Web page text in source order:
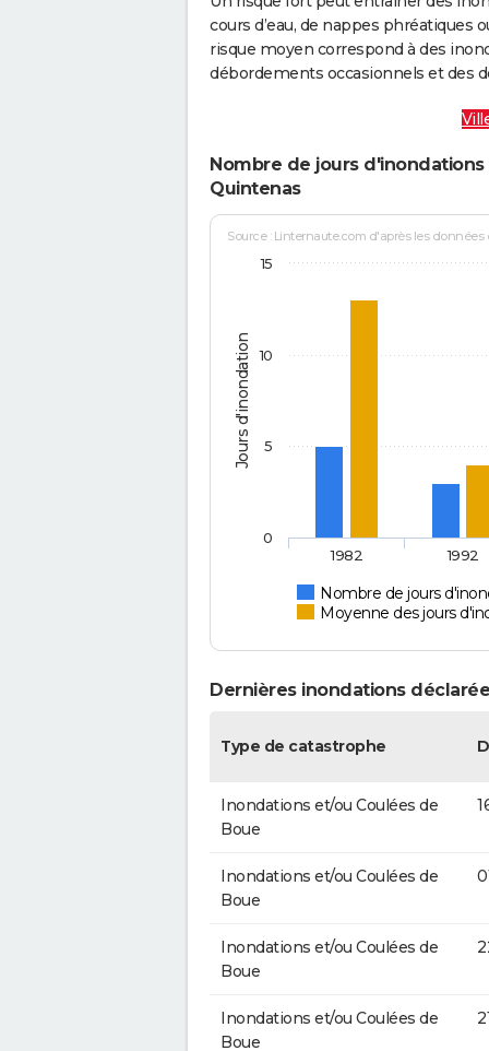
cours d’eau, de nappes phréatiques
risque moyen correspond à des
débordements occasionnels et des
Nombre de jours
Quintenas
Jours d'inondation
Source : Linternaute.com d'après les données
Nombre de jours
Moyenne des jours
1982 1992
0
5
10
15
Dernières inondations
Type de catastrophe
Inondations et/ou Coulées de
Boue
Inondations et/ou Coulées de
Boue
Inondations et/ou Coulées de
Boue
Inondations et/ou Coulées de
Boue